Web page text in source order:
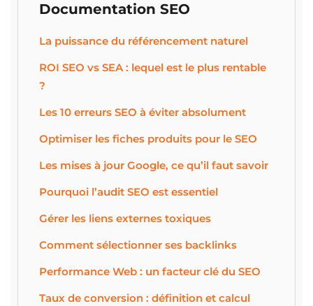
Documentation SEO
La puissance du référencement naturel
ROI SEO vs SEA : lequel est le plus rentable
?
Les 10 erreurs SEO à éviter absolument
Optimiser les fiches produits pour le SEO
Les mises à jour Google, ce qu’il faut savoir
Pourquoi l’audit SEO est essentiel
Gérer les liens externes toxiques
Comment sélectionner ses backlinks
Performance Web : un facteur clé du SEO
Taux de conversion : définition et calcul